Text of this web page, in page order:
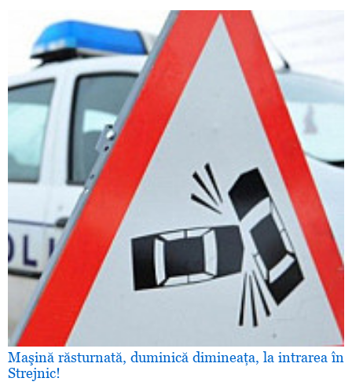
Maşină răsturnată, duminică dimineaţa, la intrarea în
Strejnic!